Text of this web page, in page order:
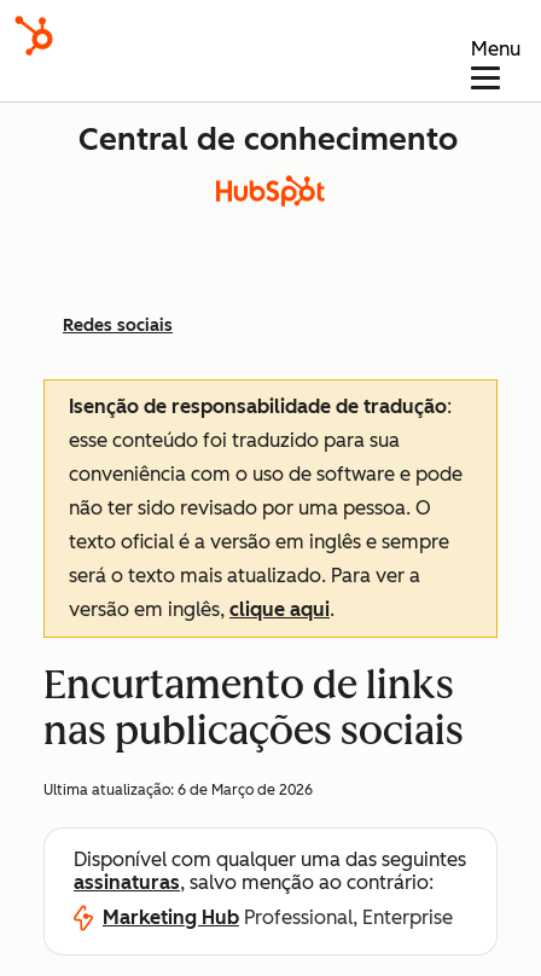
Menu
Central de conhecimento
Redes sociais
Isenção de responsabilidade de tradução:
esse conteúdo foi traduzido para sua
conveniência com o uso de software e pode
não ter sido revisado por uma pessoa. O
texto oficial é a versão em inglês e sempre
será o texto mais atualizado. Para ver a
versão em inglês, clique aqui.
Encurtamento de links
nas publicações sociais
Ultima atualização: 6 de Março de 2026
Disponível com qualquer uma das seguintes
assinaturas, salvo menção ao contrário:
Marketing Hub Professional, Enterprise